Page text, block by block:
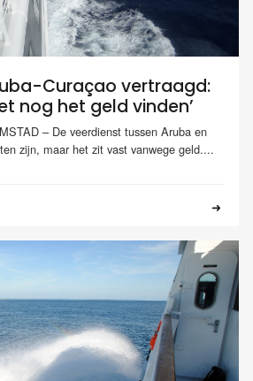
Curaçao vertraagd:
nog het geld vinden’
– De veerdienst tussen Aruba en
zijn, maar het zit vast vanwege geld....